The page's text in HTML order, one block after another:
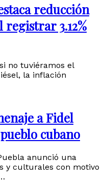
reducción
3.12%
no tuviéramos el
la inflación
a Fidel
cubano
anunció una
y culturales con motivo